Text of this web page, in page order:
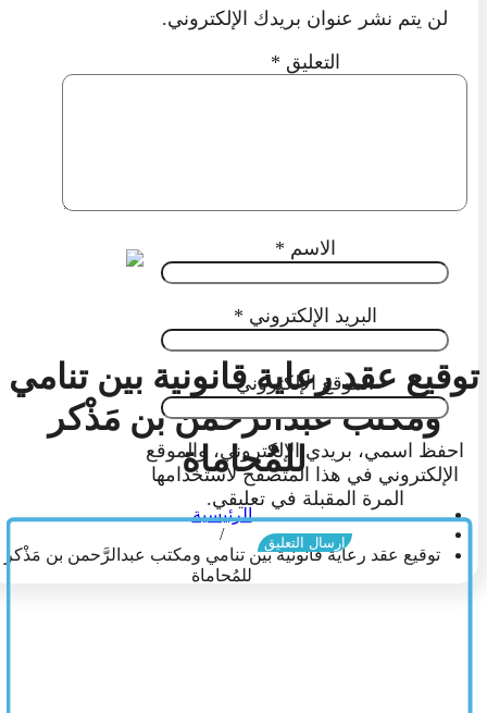
توقيع عقد رعاية قانونية بين تنامي
ومكتب عبدالرَّحمن بن مَذْكر
للمُحاماة
الرئيسية
/
توقيع عقد رعاية قانونية بين تنامي ومكتب عبدالرَّحمن بن مَذْكر
للمُحاماة
لن يتم نشر عنوان بريدك الإلكتروني.
التعليق *
الاسم *
البريد الإلكتروني *
الموقع الإلكتروني
احفظ اسمي، بريدي الإلكتروني، والموقع
الإلكتروني في هذا المتصفح لاستخدامها
المرة المقبلة في تعليقي.